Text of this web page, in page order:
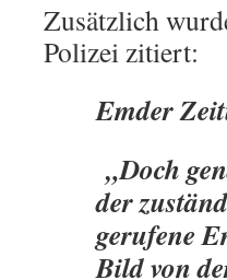
Zusätzlich
Polizei zitiert:
Emder
„Doch
der
gerufene
Bild von